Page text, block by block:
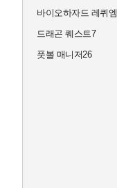
바이오하자드 레퀴엠
드래곤 퀘스트7
풋볼 매니저26